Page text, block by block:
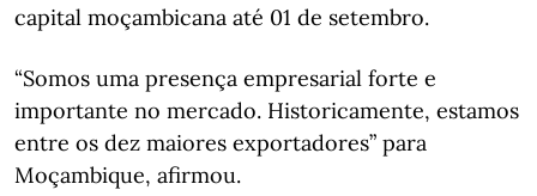
capital moçambicana até 01 de setembro.
“Somos uma presença empresarial forte e
importante no mercado. Historicamente, estamos
entre os dez maiores exportadores” para
Moçambique, afirmou.